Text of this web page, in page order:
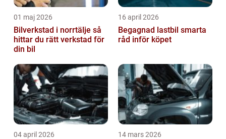
01 maj 2026
Bilverkstad i norrtälje så
hittar du rätt verkstad för
din bil
16 april 2026
Begagnad lastbil smarta
råd inför köpet
04 april 2026 14 mars 2026